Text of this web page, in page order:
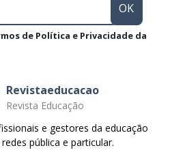
de Política e Privacidade da
Revistaeducacao
Revista Educação
e gestores da educação
pública e particular.